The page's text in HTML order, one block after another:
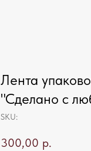
Лента
"Сделано с
SKU:
300,00 р.